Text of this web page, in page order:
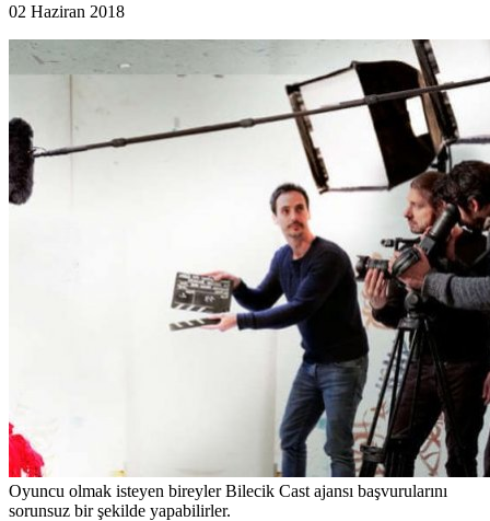
02 Haziran 2018
Oyuncu olmak isteyen bireyler Bilecik Cast ajansı başvurularını
sorunsuz bir şekilde yapabilirler.